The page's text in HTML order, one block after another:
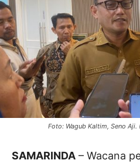
Foto: Wagub Kaltim, Seno
SAMARINDA – Wacana